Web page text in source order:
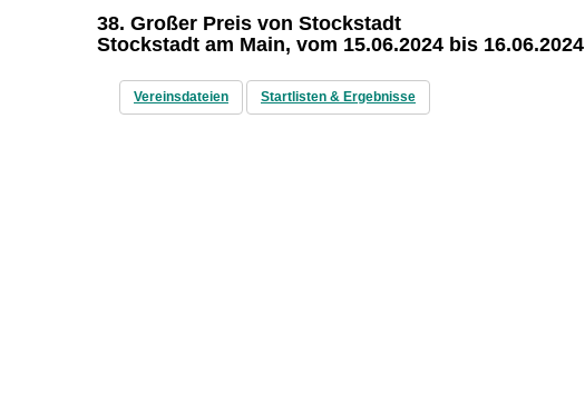
38. Großer Preis von Stockstadt
Stockstadt am Main, vom 15.06.2024 bis 16.06.2024
Vereinsdateien Startlisten & Ergebnisse